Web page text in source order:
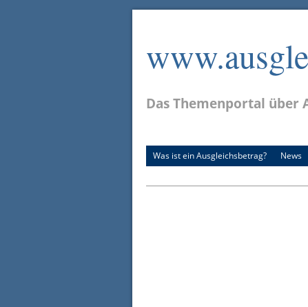
Das Themenportal über
Was ist ein Ausgleichsbetrag? News